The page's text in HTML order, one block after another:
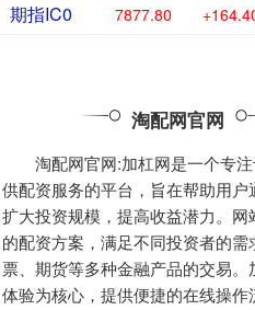
期指IC0 7877.80
淘配网官网
淘配网官网:加杠网是一个专
供配资服务的平台，旨在帮助用户
扩大投资规模，提高收益潜力。网
的配资方案，满足不同投资者的需
票、期货等多种金融产品的交易。
体验为核心，提供便捷的在线操作